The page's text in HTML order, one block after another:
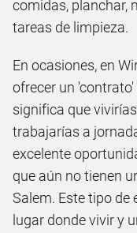
comidas, planchar,
tareas de limpieza.
En ocasiones, en
ofrecer un
significa que
trabajarías a
excelente
que aún no tienen
Salem. Este tipo de
lugar donde vivir y